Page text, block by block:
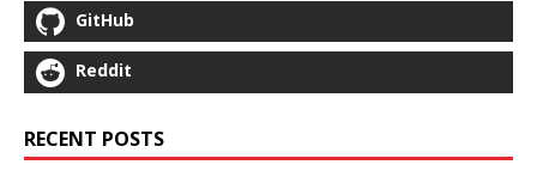
GitHub
Reddit
RECENT POSTS